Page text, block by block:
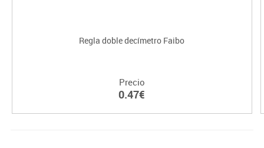
Regla doble decímetro Faibo
Precio
0.47€